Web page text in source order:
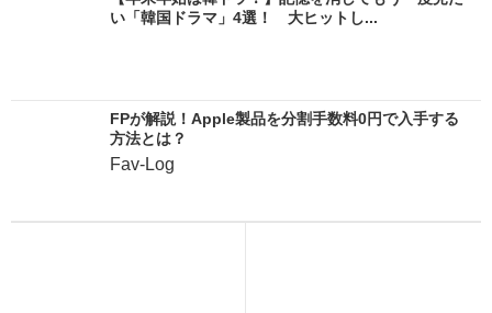
い「韓国ドラマ」4選！ 大ヒットし...
FPが解説！Apple製品を分割手数料0円で入手する
方法とは？
Fav-Log